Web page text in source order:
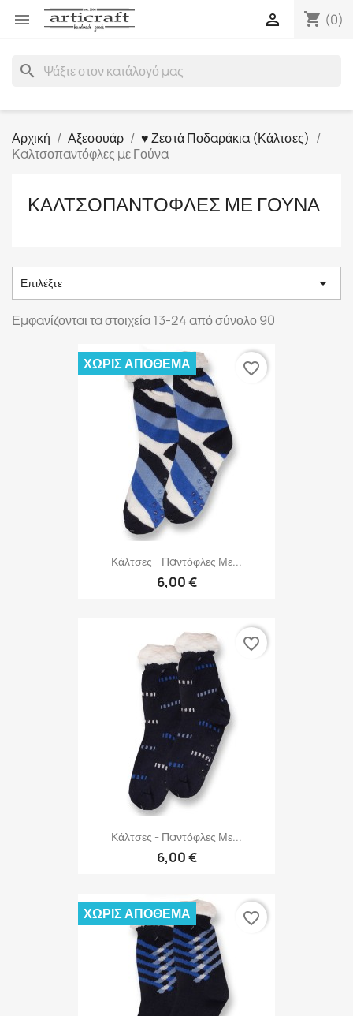
 shopping_cart (0)

search
Αρχική Αξεσουάρ
♥ Ζεστά Ποδαράκια (​Κάλτσες)
Καλτσοπαντόφλες με Γούνα
ΚΑΛΤΣΟΠΑΝΤΌΦΛΕΣ ΜΕ ΓΟΎΝΑ
Επιλέξτε 
Εμφανίζονται τα στοιχεία 13-24 από σύνολο 90
Κάλτσες - Παντόφλες Με...
6,00 €
ΧΩΡΊΣ ΑΠΌΘΕΜΑ favorite_border
Κάλτσες - Παντόφλες Με...
6,00 €
favorite_border
ΧΩΡΊΣ ΑΠΌΘΕΜΑ favorite_border